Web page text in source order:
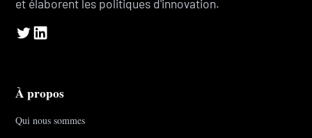
et élaborent les politiques d'innovation.
À propos
Qui nous sommes